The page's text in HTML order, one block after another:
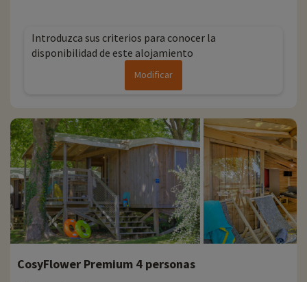
Introduzca sus criterios para conocer la
disponibilidad de este alojamiento
Modificar
CosyFlower Premium 4 personas